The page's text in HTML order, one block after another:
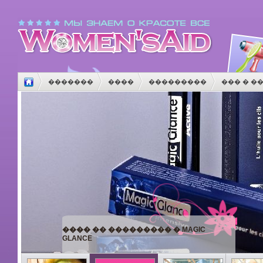
������� ���� ��������� ��� �
���������� ������
����� ���������� ��
�������,
��������.�����������
�������� � ����!